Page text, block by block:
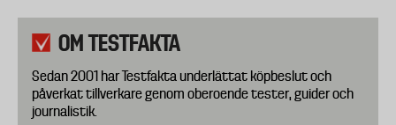
OM TESTFAKTA
Sedan 2001 har Testfakta underlättat köpbeslut och
påverkat tillverkare genom oberoende tester, guider och
journalistik.